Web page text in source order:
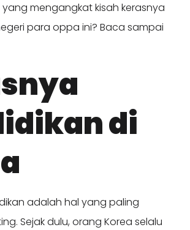
mengangkat kisah kerasnya
para oppa ini? Baca sampai
di
adalah hal yang paling
Sejak dulu, orang Korea selalu